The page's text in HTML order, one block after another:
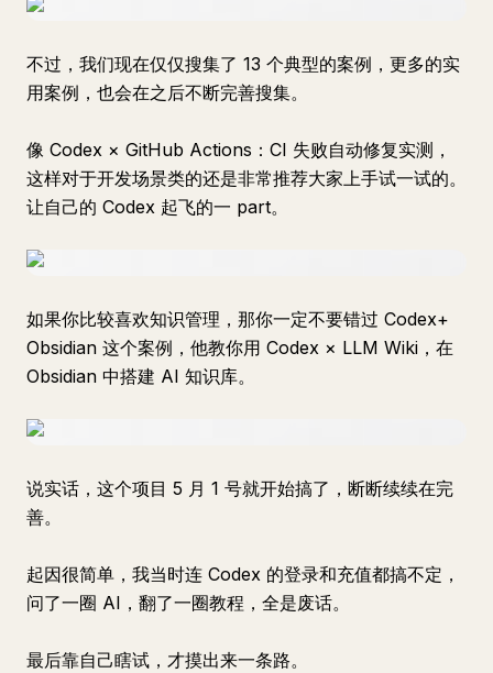
不过，我们现在仅仅搜集了 13 个典型的案例，更多的实
用案例，也会在之后不断完善搜集。
像 Codex × GitHub Actions：CI 失败自动修复实测，
这样对于开发场景类的还是非常推荐大家上手试一试的。
让自己的 Codex 起飞的一 part。
如果你比较喜欢知识管理，那你一定不要错过 Codex+
Obsidian 这个案例，他教你用 Codex × LLM Wiki，在
Obsidian 中搭建 AI 知识库。
说实话，这个项目 5 月 1 号就开始搞了，断断续续在完
善。
起因很简单，我当时连 Codex 的登录和充值都搞不定，
问了一圈 AI，翻了一圈教程，全是废话。
最后靠自己瞎试，才摸出来一条路。